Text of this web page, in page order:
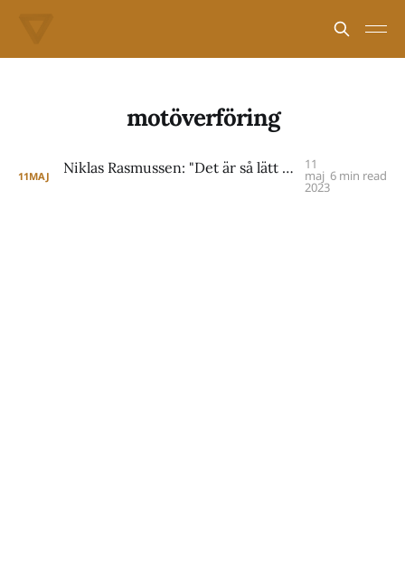
motöverföring
11MAJ Niklas Rasmussen: "Det är så lätt att tappa bort sig själv i ISTDP" 11
maj
2023
6 min read